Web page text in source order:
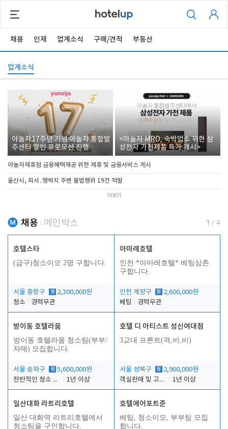
채용 인재 업계소식 구매/견적 부동산
업계소식
야놀자17주년 기념 야놀자 통합발
주센터 할인 프로모션 진행
<야놀자 MRO, 숙박업소 위한 삼
성전자 가전제품 특가 개시>
야놀자제휴점 금융혜택제공 위한 제휴 및 금융서비스 게시
울산시, 피서․행락지 주변 불법행위 19건 적발
더보기
채용 메인박스 1 / 4
호텔스타
(급구)청소이모 2명 구합니다.
서울 중랑구 월 2,300,000원
청소
경력무관
아마레호텔
인천 *아마레호텔* 베팅삼촌
구합니다.
인천 계양구 월 2,600,000원
베팅
경력무관
방이동 호텔라움
방이동 호텔라움 청소팀(부부/
자매) 모집합니다.
서울 송파구 월 5,600,000원
전반적인 청소 업무(객실청소.객실정리)
1년 이상
호텔 디 아티스트 성신여대점
3교대 프론트(격,비,비)
서울 성북구 월 2,900,000원
객실판매 및 고객응대
1년 이상
일산대화 라트리호텔
일산 대화역 라트리호텔에서
청소팀을 구인합니다.
호텔에어포트준
베팅, 청소이모, 부부팀 모집
합니다.